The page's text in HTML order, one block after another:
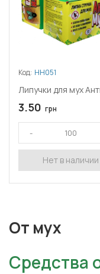
Код: НН051
Липучки для мух
3.50 грн
Нет в наличии
От мух
Средства